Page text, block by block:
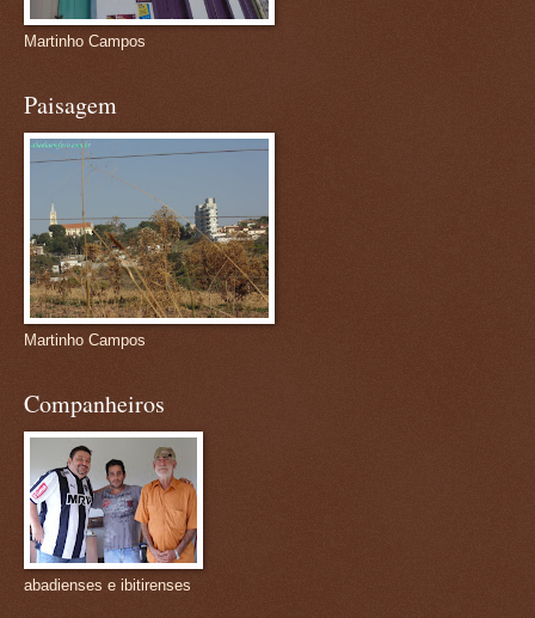
Martinho Campos
Paisagem
Martinho Campos
Companheiros
abadienses e ibitirenses